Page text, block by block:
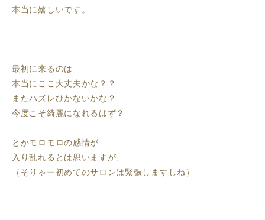
本当に嬉しいです。
最初に来るのは
本当にここ大丈夫かな？？
またハズレひかないかな？
今度こそ綺麗になれるはず？
とかモロモロの感情が
入り乱れるとは思いますが、
（そりゃー初めてのサロンは緊張しますしね）